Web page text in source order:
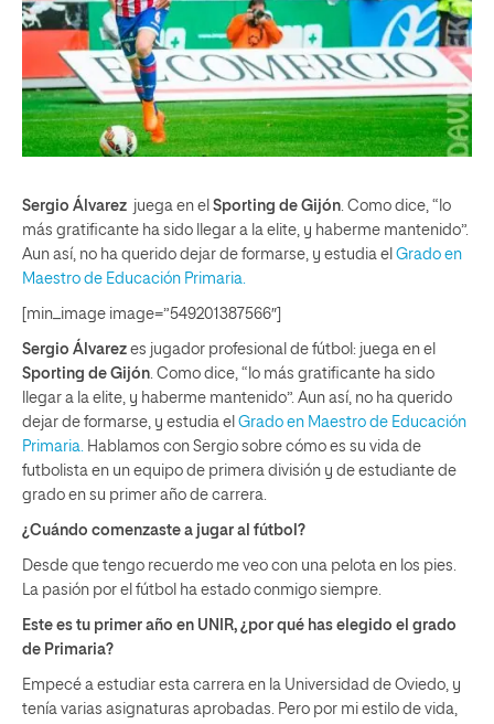
Sergio Álvarez juega en el Sporting de Gijón . Como dice, “lo
más gratificante ha sido llegar a la elite, y haberme mantenido”.
Aun así, no ha querido dejar de formarse, y estudia el Grado en
Maestro de Educación Primaria.
[min_image image=”549201387566″]
Sergio Álvarez es jugador profesional de fútbol: juega en el
Sporting de Gijón . Como dice, “lo más gratificante ha sido
llegar a la elite, y haberme mantenido”. Aun así, no ha querido
dejar de formarse, y estudia el Grado en Maestro de Educación
Primaria.
Hablamos con Sergio sobre cómo es su vida de
futbolista en un equipo de primera división y de estudiante de
grado en su primer año de carrera.
¿Cuándo comenzaste a jugar al fútbol?
Desde que tengo recuerdo me veo con una pelota en los pies.
La pasión por el fútbol ha estado conmigo siempre.
Este es tu primer año en UNIR, ¿por qué has elegido el grado
de Primaria?
Empecé a estudiar esta carrera en la Universidad de Oviedo, y
tenía varias asignaturas aprobadas. Pero por mi estilo de vida,